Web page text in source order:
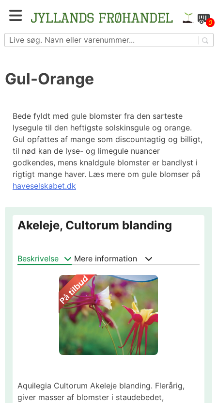
Blomster- og grøntsagsfrø fra hele Europa – få
adgang til 1.229 spændende sorter
0
Gul-Orange
Bede fyldt med gule blomster fra den sarteste
lysegule til den heftigste solskinsgule og orange.
Gul opfattes af mange som discountagtig og billigt,
til nød kan de lyse- og limegule nuancer
godkendes, mens knaldgule blomster er bandlyst i
rigtigt mange haver. Læs mere om gule blomser på
haveselskabet.dk
Akeleje, Cultorum blanding
Beskrivelse Mere information
Aquilegia Cultorum Akeleje blanding. Flerårig,
giver masser af blomster i staudebedet,